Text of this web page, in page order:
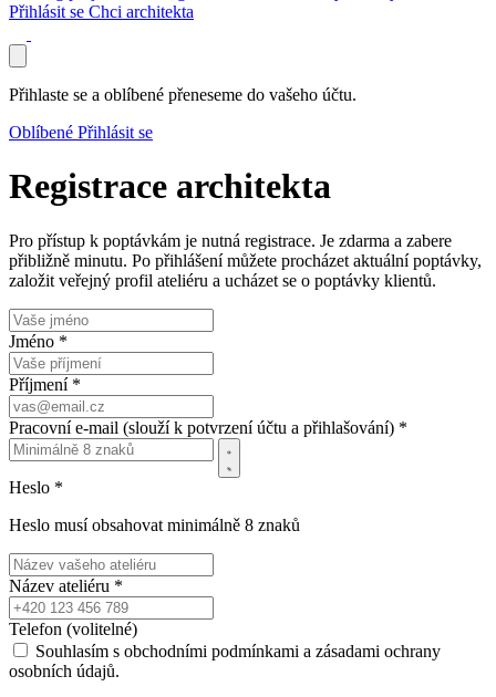
Přihlásit se Chci architekta
Přihlaste se a oblíbené přeneseme do vašeho účtu.
Oblíbené Přihlásit se
Registrace architekta
Pro přístup k poptávkám je nutná registrace. Je zdarma a zabere
přibližně minutu. Po přihlášení můžete procházet aktuální poptávky,
založit veřejný profil ateliéru a ucházet se o poptávky klientů.
Jméno *
Příjmení *
Pracovní e-mail (slouží k potvrzení účtu a přihlašování) *
Heslo *
Heslo musí obsahovat minimálně 8 znaků
Název ateliéru *
Telefon (volitelné)
Souhlasím s obchodními podmínkami a zásadami ochrany
osobních údajů.